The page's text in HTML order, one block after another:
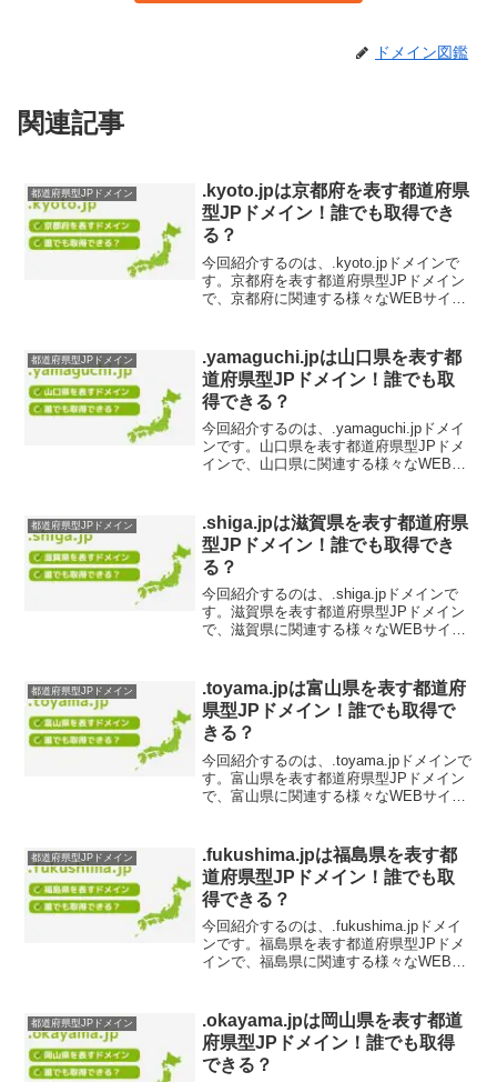
ドメイン図鑑
関連記事
都道府県型JPドメイン
.kyoto.jpは京都府を表す都道府県
型JPドメイン！誰でも取得でき
る？
今回紹介するのは、.kyoto.jpドメインで
す。京都府を表す都道府県型JPドメイン
で、京都府に関連する様々なWEBサイト
ください。.kyoto.jpドメイン...
都道府県型JPドメイン
.yamaguchi.jpは山口県を表す都
道府県型JPドメイン！誰でも取
得できる？
今回紹介するのは、.yamaguchi.jpドメイ
ンです。山口県を表す都道府県型JPドメ
インで、山口県に関連する様々なWEBサ
ックしてください。.yama...
都道府県型JPドメイン
.shiga.jpは滋賀県を表す都道府県
型JPドメイン！誰でも取得でき
る？
今回紹介するのは、.shiga.jpドメインで
す。滋賀県を表す都道府県型JPドメイン
で、滋賀県に関連する様々なWEBサイト
ください。.shiga.jpドメイン...
都道府県型JPドメイン
.toyama.jpは富山県を表す都道府
県型JPドメイン！誰でも取得で
きる？
今回紹介するのは、.toyama.jpドメインで
す。富山県を表す都道府県型JPドメイン
で、富山県に関連する様々なWEBサイト
ください。.toyama.jpド...
都道府県型JPドメイン
.fukushima.jpは福島県を表す都
道府県型JPドメイン！誰でも取
得できる？
今回紹介するのは、.fukushima.jpドメイ
ンです。福島県を表す都道府県型JPドメ
インで、福島県に関連する様々なWEBサ
ックしてください。.fuku...
都道府県型JPドメイン
.okayama.jpは岡山県を表す都道
府県型JPドメイン！誰でも取得
できる？